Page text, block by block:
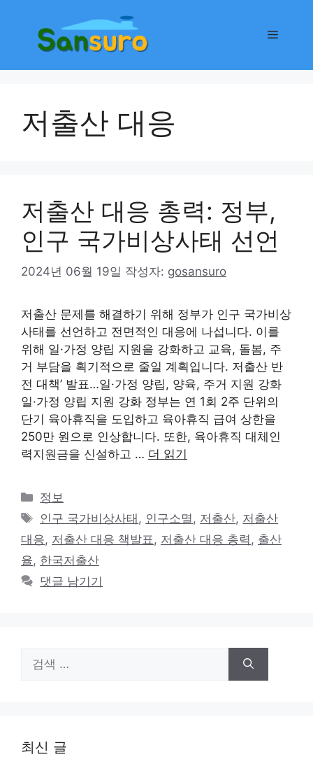
메
저출산 대응
저출산 대응 총력: 정부,
인구 국가비상사태 선언
2024년 06월 19일 작성자: gosansuro
저출산 문제를 해결하기 위해 정부가 인구 국가비상
사태를 선언하고 전면적인 대응에 나섭니다. 이를
위해 일·가정 양립 지원을 강화하고 교육, 돌봄, 주
거 부담을 획기적으로 줄일 계획입니다. 저출산 반
전 대책’ 발표…일·가정 양립, 양육, 주거 지원 강화
일·가정 양립 지원 강화 정부는 연 1회 2주 단위의
단기 육아휴직을 도입하고 육아휴직 급여 상한을
250만 원으로 인상합니다. 또한, 육아휴직 대체인
력지원금을 신설하고 … 더 읽기
카
테
리
정보
태
그
인구 국가비상사태 , 인구소멸 , 저출산, 저출산
대응, 저출산 대응 책발표 , 저출산 대응 총력 , 출산
율, 한국저출산
댓글 남기기
색:
최신 글